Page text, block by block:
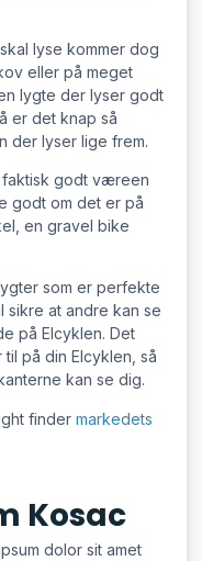
lyse kommer dog
eller på meget
lygte der lyser godt
er det knap så
der lyser lige frem.
faktisk godt væreen
godt om det er på
en gravel bike
som er perfekte
sikre at andre kan se
på Elcyklen. Det
på din Elcyklen, så
kan se dig.
finder markedets
Kosac
dolor sit amet